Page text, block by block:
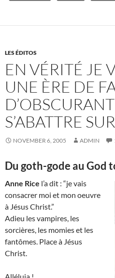
LES ÉDITOS
EN VÉRITÉ JE
UNE ÈRE DE
S’ABATTRE
NOVEMBER 6, 2005 ADMIN
Du goth-gode au God
Anne Rice l’a dit : “je vais
consacrer moi et mon oeuvre
à Jésus Christ.”
Adieu les vampires, les
sorcières, les momies et les
fantômes. Place à Jésus
Christ.